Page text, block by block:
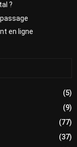
?
en ligne
(5)
(9)
(77)
(37)